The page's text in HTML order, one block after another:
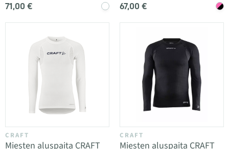
71,00 € 67,00 €
CRAFT
Miesten aluspaita CRAFT
CRAFT
Miesten aluspaita CRAFT